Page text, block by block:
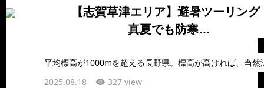
【志賀草津エリア】避暑ツーリング
真夏でも防寒…
2025.08.18 327 view